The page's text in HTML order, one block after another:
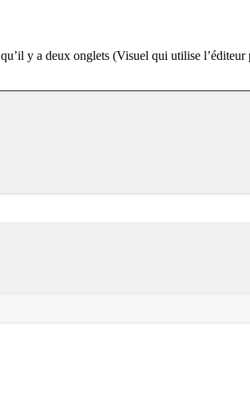
y a deux onglets (Visuel qui utilise